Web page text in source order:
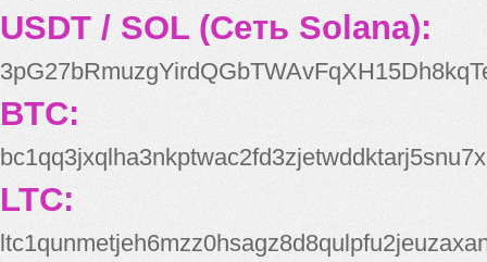
USDT / SOL (Сеть Solana):
BTC:
bc1qq3jxqlha3nkptwac2fd3zjetwddktarj5snu7x
LTC: